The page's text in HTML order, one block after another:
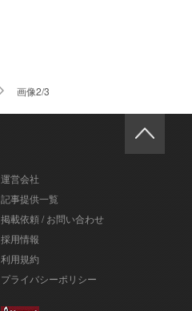
画像2/3
運営会社
記事提供一覧
掲載依頼 / お問い合わせ
採用情報
利用規約
プライバシーポリシー